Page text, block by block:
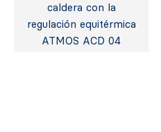
caldera con la
regulación equitérmica
ATMOS ACD 04